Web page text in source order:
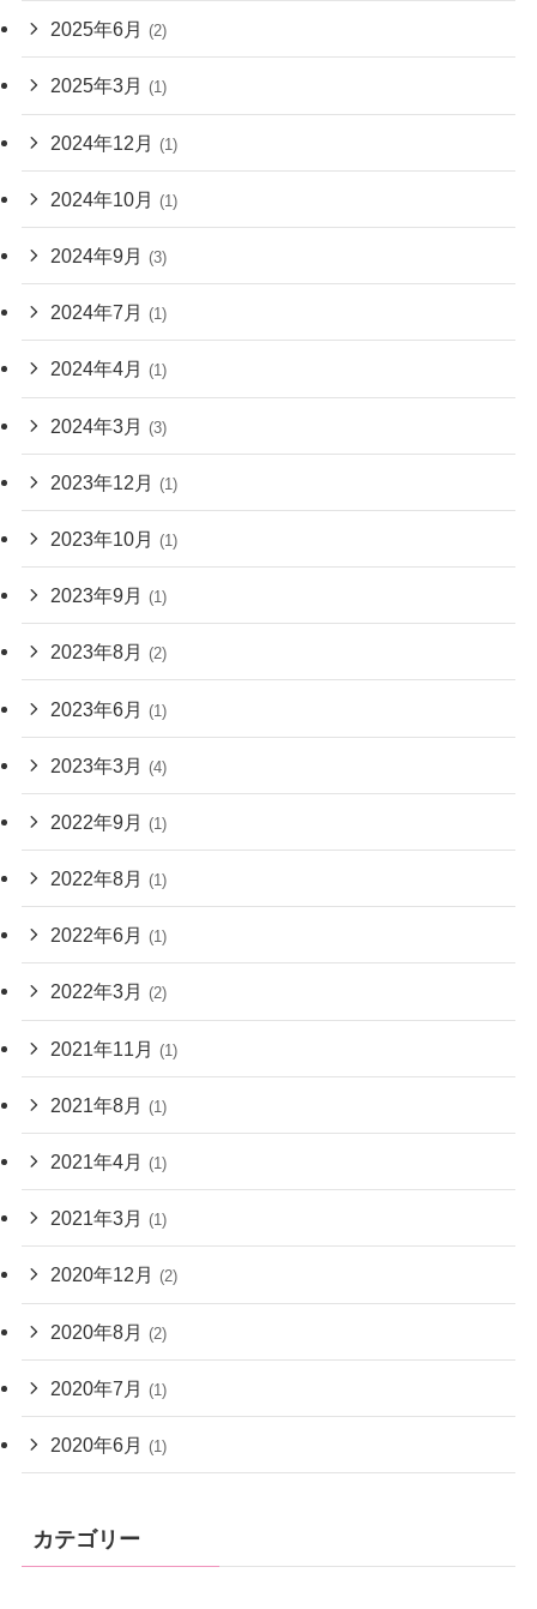
2025年6月 (2)
2025年3月 (1)
2024年12月 (1)
2024年10月 (1)
2024年9月 (3)
2024年7月 (1)
2024年4月 (1)
2024年3月 (3)
2023年12月 (1)
2023年10月 (1)
2023年9月 (1)
2023年8月 (2)
2023年6月 (1)
2023年3月 (4)
2022年9月 (1)
2022年8月 (1)
2022年6月 (1)
2022年3月 (2)
2021年11月 (1)
2021年8月 (1)
2021年4月 (1)
2021年3月 (1)
2020年12月 (2)
2020年8月 (2)
2020年7月 (1)
2020年6月 (1)
カテゴリー